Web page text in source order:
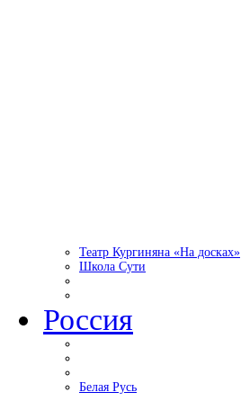
Театр Кургиняна «На досках»
Школа Сути
Россия
Белая Русь